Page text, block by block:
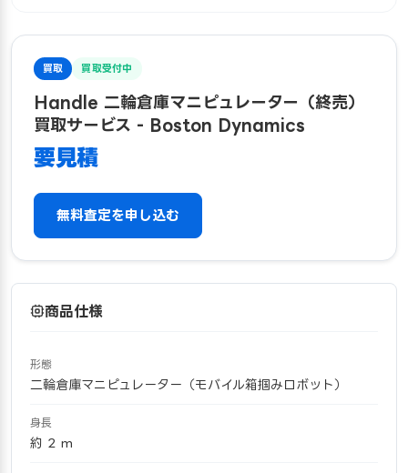
買取 買取受付中
Handle 二輪倉庫マニピュレーター（終売）
買取サービス - Boston Dynamics
要見積
無料査定を申し込む
商品仕様
形態
二輪倉庫マニピュレーター（モバイル箱掴みロボット）
身長
約 2 m